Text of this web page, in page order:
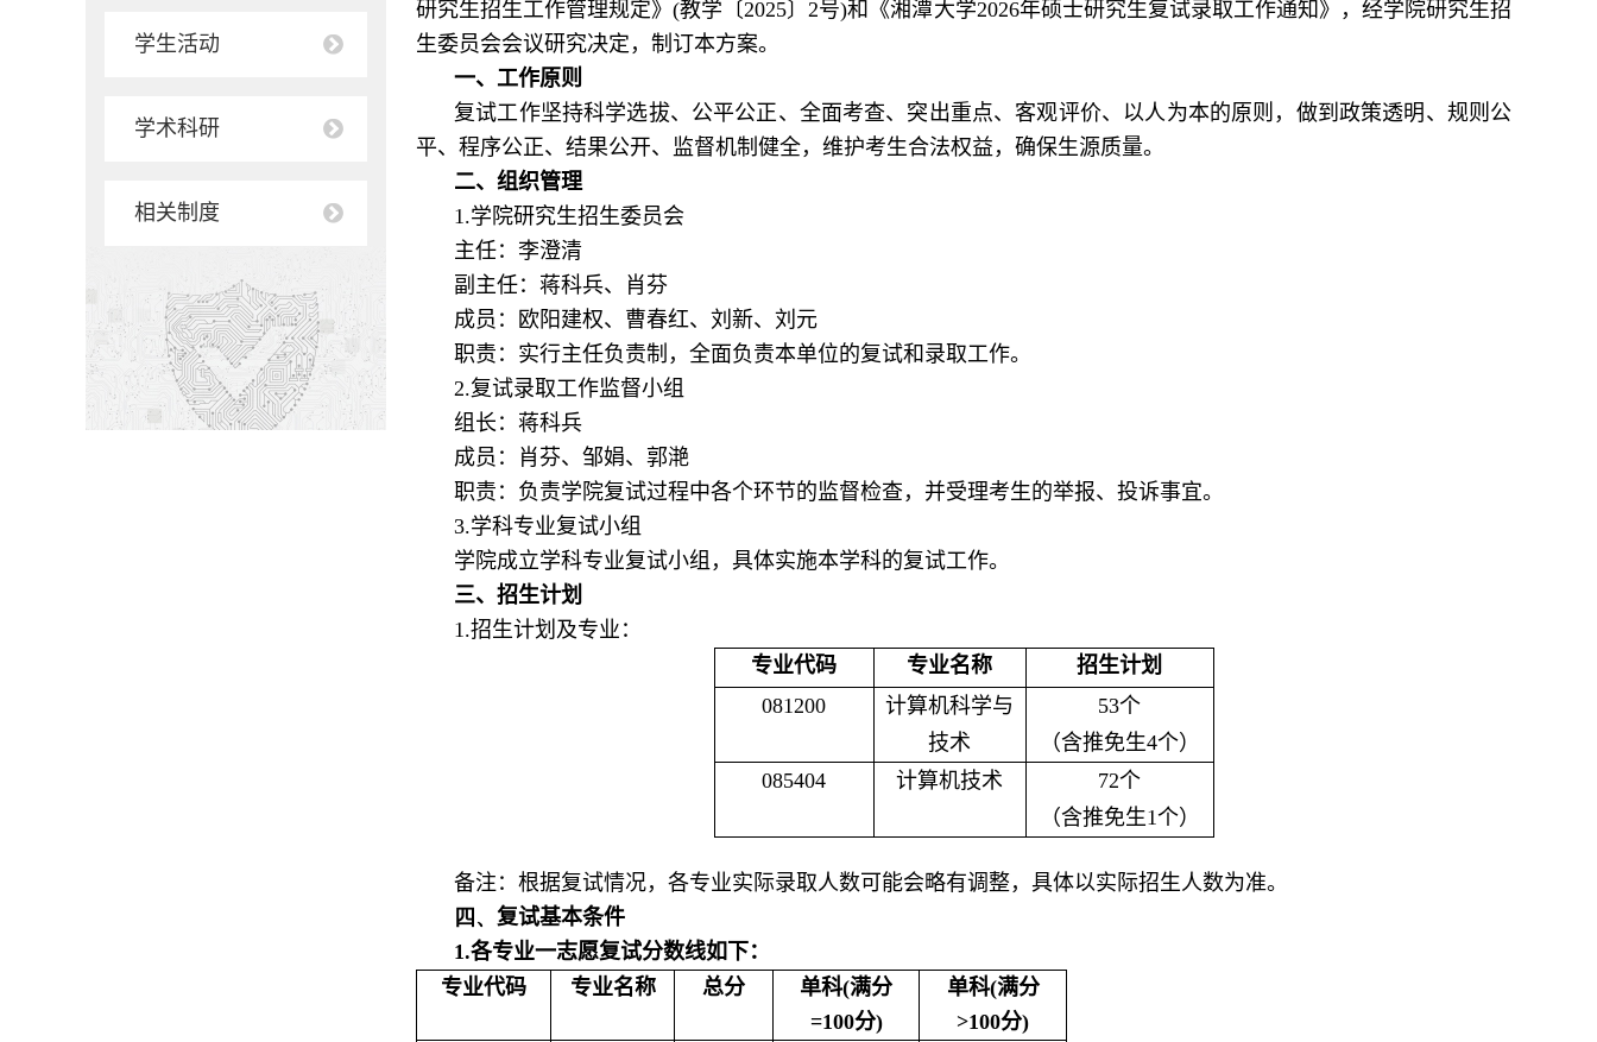
学生活动
学术科研
相关制度
研究生招生工作管理规定》(教学〔2025〕2号)和《湘潭大学2026年硕士研究生复试录取工作通知》，经学院研究生招
生委员会会议研究决定，制订本方案。
一、工作原则
复试工作坚持科学选拔、公平公正、全面考查、突出重点、客观评价、以人为本的原则，做到政策透明、规则公
平、程序公正、结果公开、监督机制健全，维护考生合法权益，确保生源质量。
二、组织管理
1.学院研究生招生委员会
主任： 李澄清
副主任：蒋科兵、肖芬
成员： 欧阳建权、曹春红、刘新、刘元
职责：实行主任负责制，全面负责本单位的复试和录取工作。
2.复试录取工作监督小组
组长：蒋科兵
成员：
肖芬、邹娟、郭滟
职责：负责学院复试过程中各个环节的监督检查，并受理考生的举报、投诉事宜。
3.学科专业复试小组
学院成立学科专业复试小组，具体实施本学科的复试工作。
三、招生计划
1.招生计划及专业：
专业代码
专业名称
招生计划
081200
计算机科学与
技术
53个
（含推免生4个）
085404
计算机技术
72个
（含推免生1个）
备注：根据复试情况，各专业实际录取人数可能会略有调整，具体以实际招生人数为准。
四、 复试基本条件
1.各专业一志愿复试分数线如下：
专业代码
专业名称 总分
单科(满分
=100分)
单科(满分
>100分)